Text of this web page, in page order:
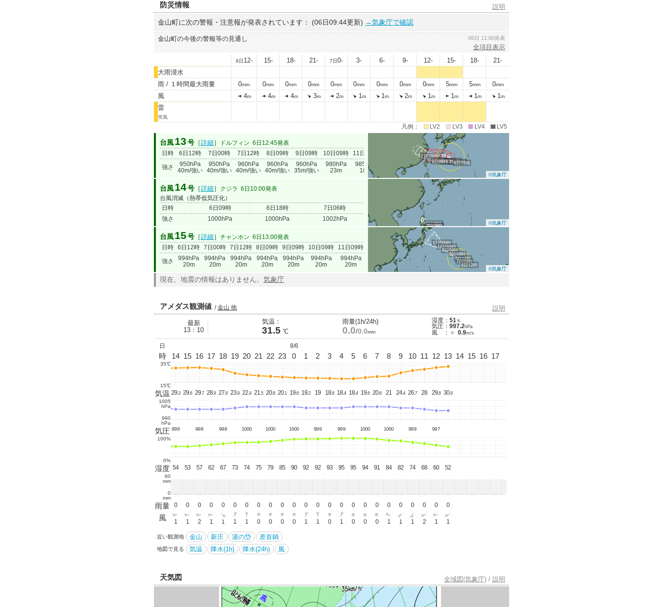
防災情報 説明
金山町に次の警報・注意報が発表されています： (06日09:44更新) →気象庁で確認
金山町の今後の警報等の見通し 06日 11:00発表
全項目表示
6日 12- 15- 18- 21- 7日0- 3- 6- 9- 12- 15- 18-
21-
大雨浸水
雨 / １時間最大雨量
0mm 0mm 0mm 0mm 0mm 0mm 0mm 0mm 0mm 5mm 5mm 0mm
風 4m 4m 4m 3m 2m 1m 1m 2m 1m 1m 1m 1m
雷
突風
凡例： LV2 LV3 LV4 LV5
台風 13 号 ［詳細 ］ ドルフィン 6日12:45発表
日時
6日12時 7日00時 7日12時 8日09時 9日09時 10日09時
11日09時
強さ
950hPa
40m/強い
950hPa
40m/強い
960hPa
40m/強い
960hPa
40m/強い
960hPa
35m/強い
980hPa
23m
985hPa
18m
6日12時
7日00時
7日12時
8日09時
9日09時
10日09時
11日09時
©気象庁
台風 14号 ［詳細 ］ クジラ 6日10:00発表
台風消滅（熱帯低気圧化）
日時
6日09時 6日18時
7日06時
強さ
1000hPa 1000hPa 1002hPa
6日09時
6日18時
7日06時 ©気象庁
台風 15 号 ［詳細 ］ チャンホン 6日13:00発表
日時 6日12時 7日00時 7日12時 8日09時 9日09時 10日09時
11日09時
強さ
994hPa
20m
994hPa
20m
994hPa
20m
994hPa
20m
994hPa
20m
994hPa
20m
994hPa
20m
6日12時
7日00時
7日12時
8日09時
9日09時
10日09時
11日09時
©気象庁
現在、地震の情報はありません。 気象庁
アメダス観測値 /金山 他 説明
最新
13：10
気温：
31.5 ℃
雨量(1h/24h)
0.0/0.0mm
湿度：51 ％
気圧：997.2hPa
風 ： 0.9m/s
日
時
13 14 15 16 17 18 19 20 21 22 23
8/6
0 1 2 3 4 5 6 7 8 9 10 11 12 13 14 15 16 17
35℃
15℃
気温
28.9 29. 3 29. 6 29. 7 28.9 27. 6 23. 9 22. 4 21. 5 20.8 20. 1 19. 6 19. 2 19 18.8 18.4 18.4 19. 6 20.6 21 24.4 26. 7 28 29. 8 30.9
1005
hPa
990
hPa
気圧
999 998 998 998 1000 1000 1000 999 999 1000 1000 999
997
100%
0%
湿度
54 54 53 57 62 67 73 74 75 79 85 90 92 92 93 95 95 94 91 84 82 74 68 60 52
60
mm
0
mm
雨量
0 0 0 0 0 0 0 0 0 0 0 0 0 0 0 0 0 0 0 0 0 0 0 0 0
風
1 1 1 2 1 1 1 1 0 0 0 0 1 1 0 1 0 0 0 1 1 1 2 1 1
近い観測地 金山 新庄 湯の岱 差首鍋
地図で見る 気温 降水(1h) 降水(24h) 風
天気図 全域図(気象庁) / 説明